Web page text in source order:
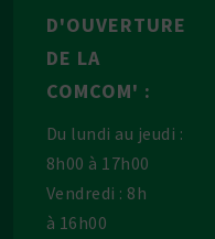
D'OUVERTURE
DE LA
COMCOM' :
Du lundi au jeudi :
8h00 à 17h00
Vendredi : 8h
à 16h00